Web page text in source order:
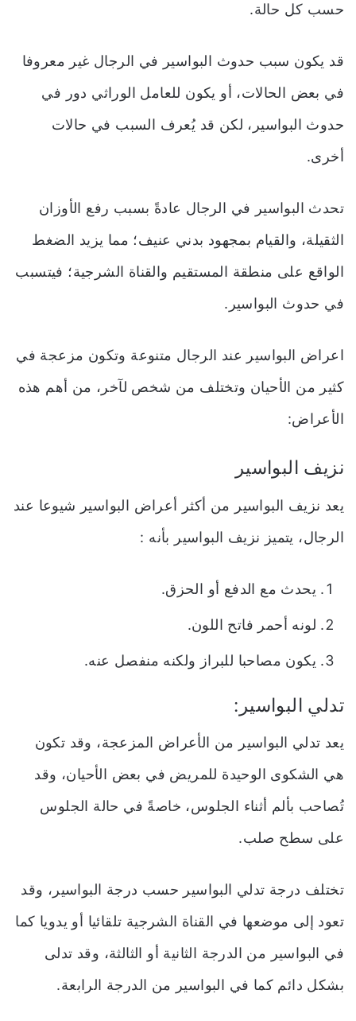
حسب كل حالة.
قد يكون سبب حدوث البواسير في الرجال غير معروفا
في بعض الحالات، أو يكون للعامل الوراثي دور في
حدوث البواسير، لكن قد يُعرف السبب في حالات
أخرى.
تحدث البواسير في الرجال عادةً بسبب رفع الأوزان
الثقيلة، والقيام بمجهود بدني عنيف؛ مما يزيد الضغط
الواقع على منطقة المستقيم والقناة الشرجية؛ فيتسبب
في حدوث البواسير.
اعراض البواسير عند الرجال متنوعة وتكون مزعجة في
كثير من الأحيان وتختلف من شخص لآخر، من أهم هذه
الأعراض:
نزيف البواسير
يعد نزيف البواسير من أكثر أعراض البواسير شيوعا عند
الرجال، يتميز نزيف البواسير بأنه :
يحدث مع الدفع أو الحزق.
لونه أحمر فاتح اللون.
يكون مصاحبا للبراز ولكنه منفصل عنه.
تدلي البواسير:
يعد تدلي البواسير من الأعراض المزعجة، وقد تكون
هي الشكوى الوحيدة للمريض في بعض الأحيان، وقد
تُصاحب بألم أثناء الجلوس، خاصةً في حالة الجلوس
على سطح صلب.
تختلف درجة تدلي البواسير حسب درجة البواسير، وقد
تعود إلى موضعها في القناة الشرجية تلقائيا أو يدويا كما
في البواسير من الدرجة الثانية أو الثالثة، وقد تدلى
بشكل دائم كما في البواسير من الدرجة الرابعة.